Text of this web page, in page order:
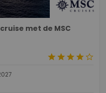
met de MSC
starstarstarstarstar_border